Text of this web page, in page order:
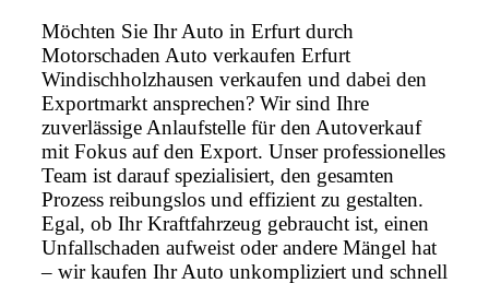
Möchten Sie Ihr Auto in Erfurt durch
Motorschaden Auto verkaufen Erfurt
Windischholzhausen verkaufen und dabei den
Exportmarkt ansprechen? Wir sind Ihre
zuverlässige Anlaufstelle für den Autoverkauf
mit Fokus auf den Export. Unser professionelles
Team ist darauf spezialisiert, den gesamten
Prozess reibungslos und effizient zu gestalten.
Egal, ob Ihr Kraftfahrzeug gebraucht ist, einen
Unfallschaden aufweist oder andere Mängel hat
– wir kaufen Ihr Auto unkompliziert und schnell